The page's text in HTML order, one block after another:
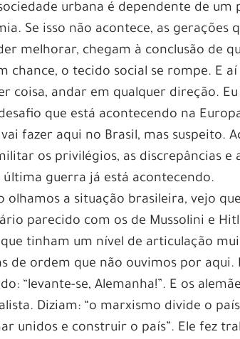
urbana é dependente de um
Se isso não acontece, as
melhorar, chegam à conclusão de
chance, o tecido social se rompe. E
coisa, andar em qualquer direção.
que está acontecendo na
fazer aqui no Brasil, mas suspeito.
os privilégios, as discrepâncias e
última guerra já está acontecendo.
olhamos a situação brasileira, vejo
parecido com os de Mussolini e
tinham um nível de articulação
de ordem que não ouvimos por
“levante-se, Alemanha!”. E os
Diziam: “o marxismo divide o
unidos e construir o país”. Ele fez